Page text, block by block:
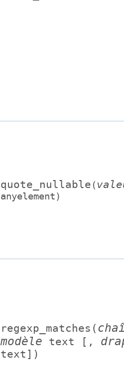
quote_nullable (
anyelement)
regexp_matches(
modèle text [,
text ])